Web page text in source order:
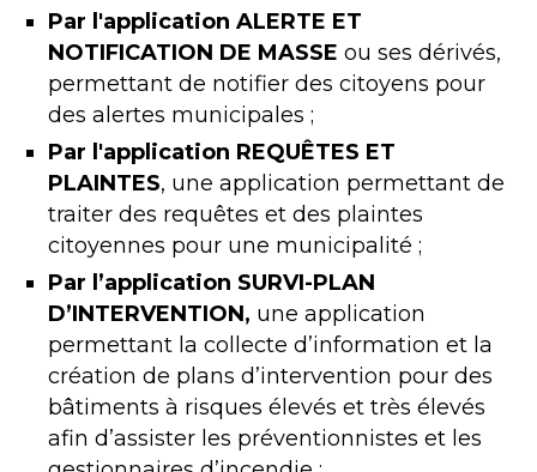
Par l'application ALERTE ET
NOTIFICATION DE MASSE ou ses dérivés,
permettant de notifier des citoyens pour
des alertes municipales ;
Par l'application REQUÊTES ET
PLAINTES, une application permettant de
traiter des requêtes et des plaintes
citoyennes pour une municipalité ;
Par l’application SURVI-PLAN
D’INTERVENTION, une application
permettant la collecte d’information et la
création de plans d’intervention pour des
bâtiments à risques élevés et très élevés
afin d’assister les préventionnistes et les